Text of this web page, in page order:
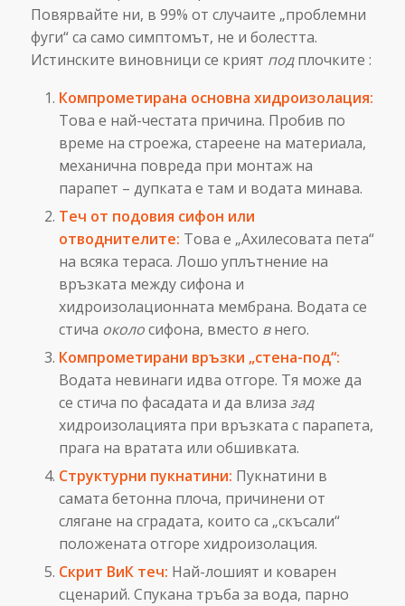
Повярвайте ни, в 99% от случаите „проблемни
фуги“ са само симптомът, не и болестта.
Истинските виновници се крият подплочките :
Компрометирана основна хидроизолация:
Това е най-честата причина. Пробив по
време на строежа, стареене на материала,
механична повреда при монтаж на
парапет – дупката е там и водата минава.
Теч от подовия сифон или
отводнителите: Това е „Ахилесовата пета“
на всяка тераса. Лошо уплътнение на
връзката между сифона и
хидроизолационната мембрана. Водата се
стича околосифона, вместо внего.
Компрометирани връзки „стена-под“:
Водата невинаги идва отгоре. Тя може да
се стича по фасадата и да влиза зад
хидроизолацията при връзката с парапета,
прага на вратата или обшивката.
Структурни пукнатини: Пукнатини в
самата бетонна плоча, причинени от
слягане на сградата, които са „скъсали“
положената отгоре хидроизолация.
Скрит ВиК теч: Най-лошият и коварен
сценарий. Спукана тръба за вода, парно